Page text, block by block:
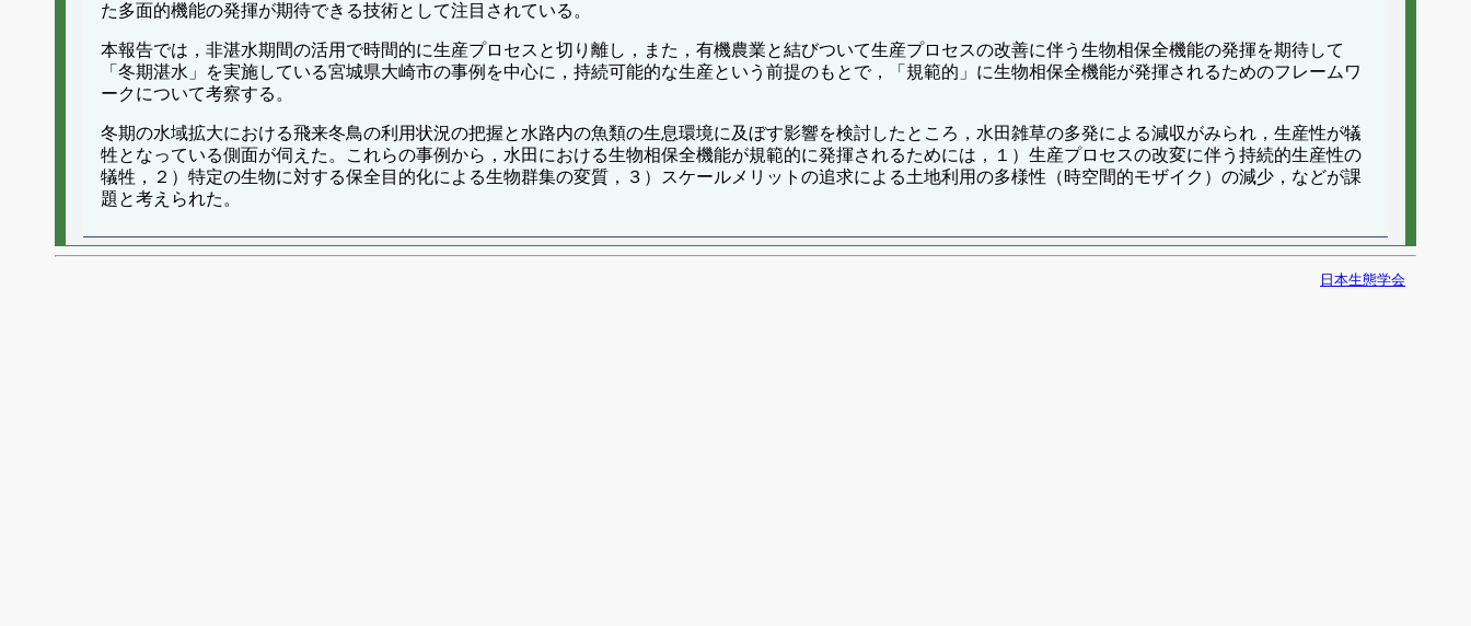
た多面的機能の発揮が期待できる技術として注目されている。
本報告では，非湛水期間の活用で時間的に生産プロセスと切り離し，また，有機農業と結びついて生産プロセスの改善に伴う生物相保全機能の発揮を期待して
「冬期湛水」を実施している宮城県大崎市の事例を中心に，持続可能的な生産という前提のもとで，「規範的」に生物相保全機能が発揮されるためのフレームワ
ークについて考察する。
冬期の水域拡大における飛来冬鳥の利用状況の把握と水路内の魚類の生息環境に及ぼす影響を検討したところ，水田雑草の多発による減収がみられ，生産性が犠
牲となっている側面が伺えた。これらの事例から，水田における生物相保全機能が規範的に発揮されるためには，１）生産プロセスの改変に伴う持続的生産性の
犠牲，２）特定の生物に対する保全目的化による生物群集の変質，３）スケールメリットの追求による土地利用の多様性（時空間的モザイク）の減少，などが課
題と考えられた。
日本生態学会